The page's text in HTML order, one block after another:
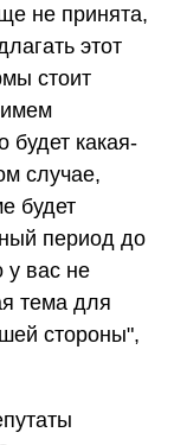
не принята,
этот
стоит
будет какая-
случае,
будет
период до
у вас не
тема для
стороны",